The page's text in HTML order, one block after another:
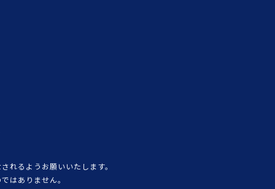
れるようお願いいたします。
はありません。